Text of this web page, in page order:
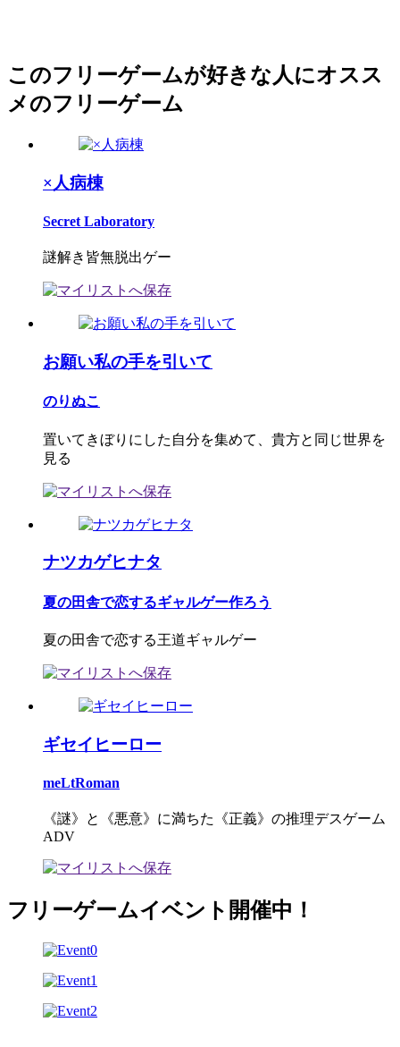
このフリーゲームが好きな人にオスス
メのフリーゲーム
×人病棟
Secret Laboratory
謎解き皆無脱出ゲー
お願い私の手を引いて
のりぬこ
置いてきぼりにした自分を集めて、貴方と同じ世界を
見る
ナツカゲヒナタ
夏の田舎で恋するギャルゲー作ろう
夏の田舎で恋する王道ギャルゲー
ギセイヒーロー
meLtRoman
《謎》と《悪意》に満ちた《正義》の推理デスゲーム
ADV
フリーゲームイベント開催中！